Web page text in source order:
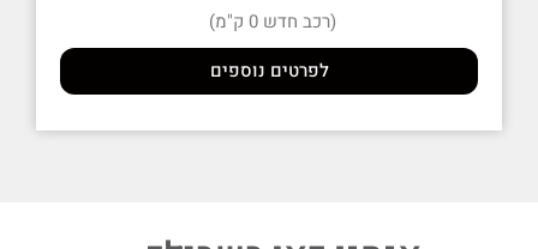
(רכב חדש 0 ק"מ)
לפרטים נוספים